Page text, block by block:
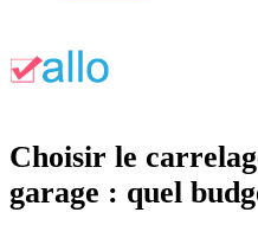
Choisir le
garage : quel